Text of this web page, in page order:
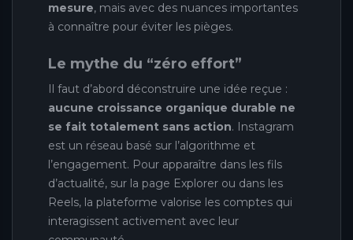
mesure, mais avec des nuances importantes
à connaître pour éviter les pièges.
Le mythe du “zéro effort”
Il faut d’abord déconstruire une idée reçue :
aucune croissance organique durable ne
se fait totalement sans action. Instagram
est un réseau basé sur l’algorithme et
l’engagement. Pour apparaître dans les fils
d’actualité, sur la page Explorer ou dans les
Reels, la plateforme valorise les comptes qui
interagissent activement avec leur